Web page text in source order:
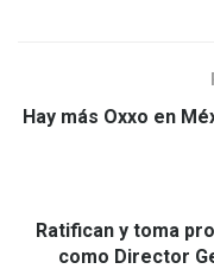
Hay más Oxxo en
Ratifican y toma
como Director